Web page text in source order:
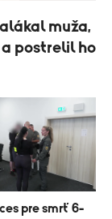
muža,
a postrelil ho